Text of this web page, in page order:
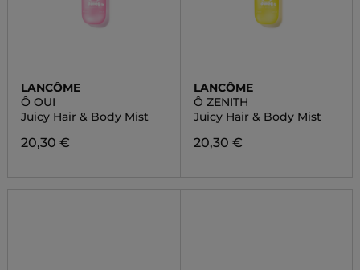
LANCÔME
Ô OUI
Juicy Hair & Body Mist
20,30 €
LANCÔME
Ô ZENITH
Juicy Hair & Body Mist
20,30 €